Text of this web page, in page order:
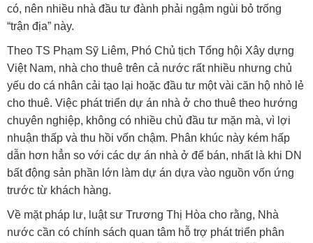
có, nên nhiều nhà đầu tư đành phải ngậm ngùi bỏ trống
“trận địa” này.
Theo TS Phạm Sỹ Liêm, Phó Chủ tịch Tổng hội Xây dựng
Việt Nam, nhà cho thuê trên cả nước rất nhiều nhưng chủ
yếu do cá nhân cải tạo lại hoặc đầu tư một vài căn hộ nhỏ lẻ
cho thuê. Việc phát triển dự án nhà ở cho thuê theo hướng
chuyên nghiệp, không có nhiều chủ đầu tư mặn mà, vì lợi
nhuận thấp và thu hồi vốn chậm. Phân khúc này kém hấp
dẫn hơn hẳn so với các dự án nhà ở để bán, nhất là khi DN
bất động sản phần lớn làm dự án dựa vào nguồn vốn ứng
trước từ khách hàng.
Về mặt pháp lư, luật sư Trương Thị Hòa cho rằng, Nhà
nước cần có chính sách quan tâm hỗ trợ phát triển phân